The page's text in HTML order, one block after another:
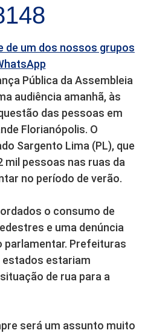
de um dos nossos grupos
Pública da Assembleia
audiência amanhã, às
das pessoas em
Florianópolis. O
Sargento Lima (PL), que
mil pessoas nas ruas da
no período de verão.
o consumo de
e uma denúncia
Prefeituras
estariam
de rua para a
será um assunto muito